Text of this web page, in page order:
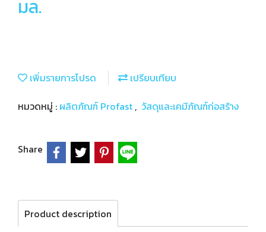
มล.
เพิ่มรายการโปรด
เปรียบเทียบ
หมวดหมู่ : ผลิตภัณฑ์ Profast , วัสดุและเคมีภัณฑ์ก่อสร้าง
Share
Product description